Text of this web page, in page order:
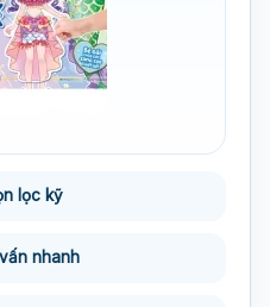
lọc kỹ
nhanh